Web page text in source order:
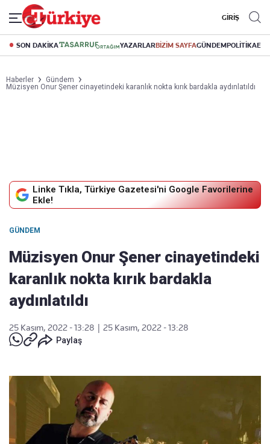
GİRİŞ
SON DAKİKA YAZARLARBİZİM SAYFAGÜNDEMPOLİTİKA
Haberler
Gündem
Müzisyen Onur Şener cinayetindeki karanlık nokta kırık bardakla aydınlatıldı
Linke Tıkla, Türkiye Gazetesi'ni Google Favorilerine
Ekle!
GÜNDEM
Müzisyen Onur Şener cinayetindeki
karanlık nokta kırık bardakla
aydınlatıldı
25 Kasım, 2022 - 13:28
25 Kasım, 2022 - 13:28
Paylaş